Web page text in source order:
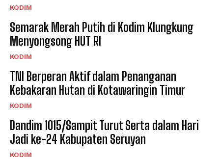
KODIM
Semarak Merah Putih di Kodim Klungkung
Menyongsong HUT RI
KODIM
TNI Berperan Aktif dalam Penanganan
Kebakaran Hutan di Kotawaringin Timur
KODIM
Dandim 1015/Sampit Turut Serta dalam Hari
Jadi ke-24 Kabupaten Seruyan
KODIM